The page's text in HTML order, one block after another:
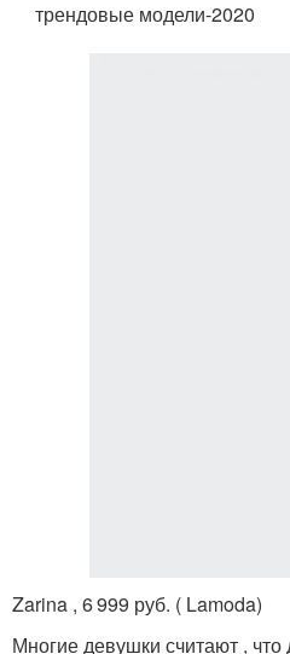
трендовые модели-2020
Zarina , 6 999 руб. ( Lamoda)
Многие девушки считают , что